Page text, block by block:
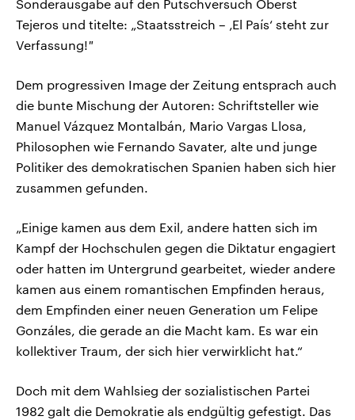
Sonderausgabe auf den Putschversuch Oberst
Tejeros und titelte: „Staatsstreich – ‚El País‘ steht zur
Verfassung!"
Dem progressiven Image der Zeitung entsprach auch
die bunte Mischung der Autoren: Schriftsteller wie
Manuel Vázquez Montalbán, Mario Vargas Llosa,
Philosophen wie Fernando Savater, alte und junge
Politiker des demokratischen Spanien haben sich hier
zusammen gefunden.
„Einige kamen aus dem Exil, andere hatten sich im
Kampf der Hochschulen gegen die Diktatur engagiert
oder hatten im Untergrund gearbeitet, wieder andere
kamen aus einem romantischen Empfinden heraus,
dem Empfinden einer neuen Generation um Felipe
Gonzáles, die gerade an die Macht kam. Es war ein
kollektiver Traum, der sich hier verwirklicht hat.“
Doch mit dem Wahlsieg der sozialistischen Partei
1982 galt die Demokratie als endgültig gefestigt. Das